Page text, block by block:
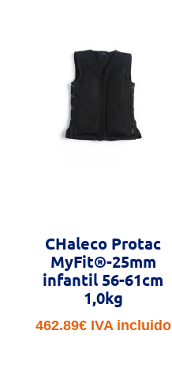
CHaleco Protac
MyFit®-25mm
infantil 56-61cm
1,0kg
462.89€ IVA incluido